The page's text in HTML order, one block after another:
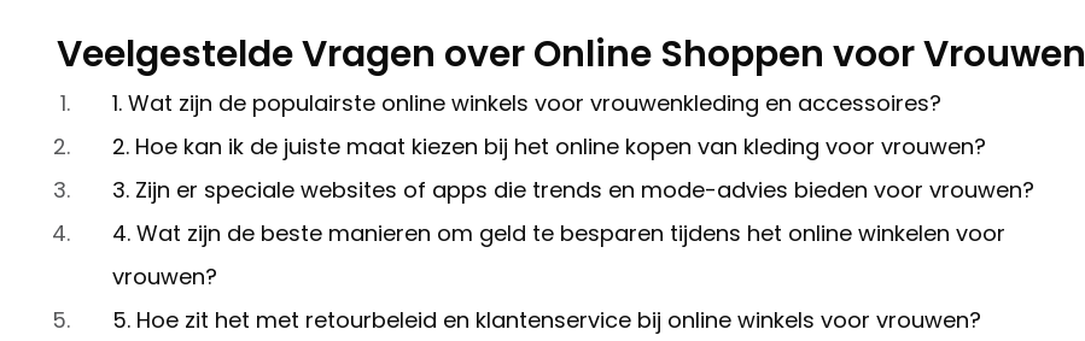
Veelgestelde Vragen over Online Shoppen voor Vrouwen
1. Wat zijn de populairste online winkels voor vrouwenkleding en accessoires?
2. Hoe kan ik de juiste maat kiezen bij het online kopen van kleding voor vrouwen?
3. Zijn er speciale websites of apps die trends en mode-advies bieden voor vrouwen?
4. Wat zijn de beste manieren om geld te besparen tijdens het online winkelen voor
vrouwen?
5. Hoe zit het met retourbeleid en klantenservice bij online winkels voor vrouwen?